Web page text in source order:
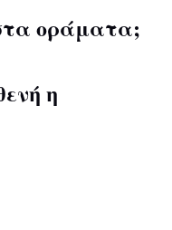
οράματα;
η